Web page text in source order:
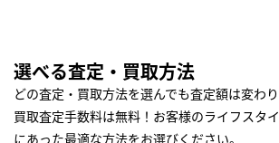
選べる査定・買取方法
どの査定・買取方法を選んでも査定額は変わり
買取査定手数料は無料！お客様のライフスタ
にあった最適な方法をお選びください。